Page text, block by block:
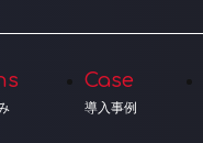
Case
導入事例